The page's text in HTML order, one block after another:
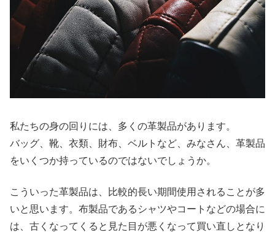
私たちの身の回りには、多くの革製品があります。
バッグ、靴、衣類、財布、ベルトなど、みなさん、革製品
をいくつか持っているのではないでしょうか。
こういった革製品は、比較的長い期間使用されることが多
いと思います。布製品であるシャツやコートなどの場合に
は、古くなってくると見た目が悪くなって買い直しとなり